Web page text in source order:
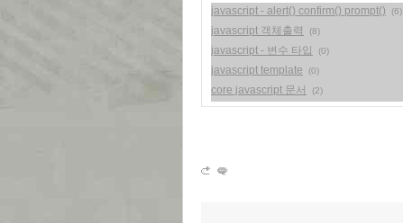
javascript - alert() confirm() prompt() (6)
javascript 객체출력 (8)
javascript - 변수 타입 (0)
javascript template (0)
core javascript 문서 (2)